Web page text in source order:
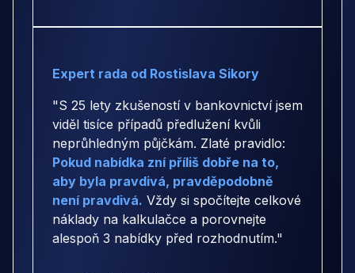
Expert rada od Rostislava Sikory
"S 25 lety zkušeností v bankovnictví jsem
viděl tisíce případů předlužení kvůli
neprůhledným půjčkám. Zlaté pravidlo:
Pokud nabídka zní příliš dobře na to,
aby byla pravdivá, pravděpodobně
není pravdivá. Vždy si spočítejte celkové
náklady na kalkulačce a porovnejte
alespoň 3 nabídky před rozhodnutím."